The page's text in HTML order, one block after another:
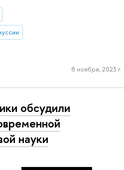
8 ноября, 2023 г.
обсудили
науки